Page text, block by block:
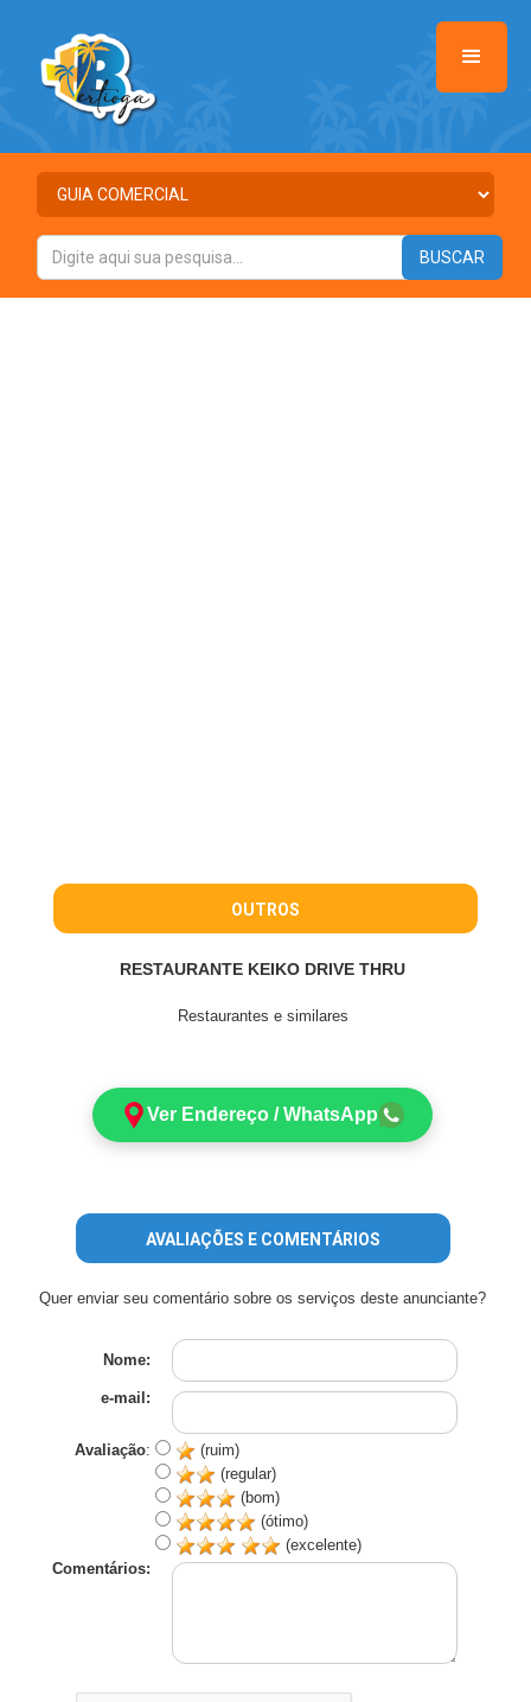
OUTROS
RESTAURANTE KEIKO DRIVE THRU
Restaurantes e similares
Ver Endereço / WhatsApp
AVALIAÇÕES E COMENTÁRIOS
Quer enviar seu comentário sobre os serviços deste anunciante?
Nome:
e-mail:
Avaliação:
(ruim)
(regular)
(bom)
(ótimo)
(excelente)
Comentários: